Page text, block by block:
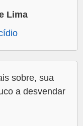
Lima
sobre, sua
a desvendar